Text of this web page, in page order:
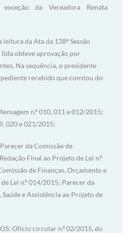
da Vereadora Renata
da Ata da 138ª Sessão
obteve aprovação por
Na sequência, o presidente
recebido que constou do
n.º 010, 011 e 012/2015;
020 e 021/2015;
da Comissão de
Final ao Projeto de Lei n.º
de Finanças, Orçamento e
Lei n.º 014/2015; Parecer da
e Assistência ao Projeto de
Ofício circular n.º 02/2015, do